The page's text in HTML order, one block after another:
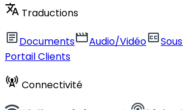
translate Traductions
articleDocumentsmovieAudio/Vidéoclosed_caption
Portail Clients
cell_tower Connectivité